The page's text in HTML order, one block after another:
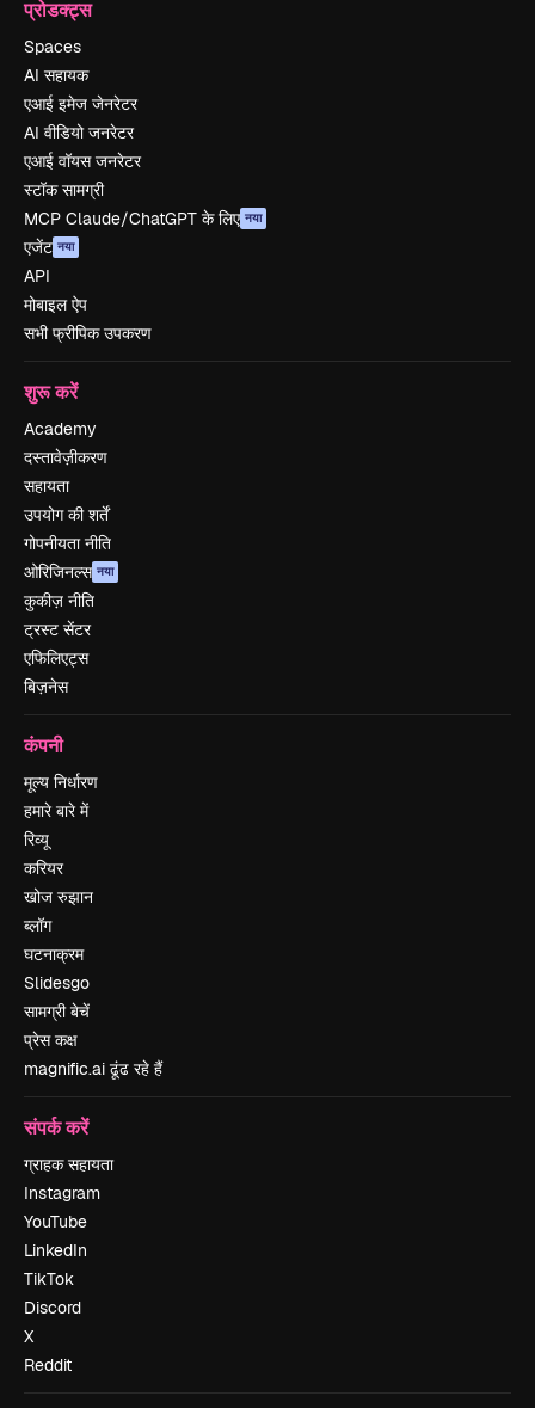
प्रोडक्ट्स
Spaces
AI सहायक
एआई इमेज जेनरेटर
AI वीडियो जनरेटर
एआई वॉयस जनरेटर
स्टॉक सामग्री
MCP Claude/ChatGPT के लिए नया
एजेंट नया
API
मोबाइल ऐप
सभी फ्रीपिक उपकरण
शुरू करें
Academy
दस्तावेज़ीकरण
सहायता
उपयोग की शर्तें
गोपनीयता नीति
ओरिजिनल्स नया
कुकीज़ नीति
ट्रस्ट सेंटर
एफिलिएट्स
बिज़नेस
कंपनी
मूल्य निर्धारण
हमारे बारे में
रिव्यू
करियर
खोज रुझान
ब्लॉग
घटनाक्रम
Slidesgo
सामग्री बेचें
प्रेस कक्ष
magnific.ai ढूंढ रहे हैं
संपर्क करें
ग्राहक सहायता
Instagram
YouTube
LinkedIn
TikTok
Discord
X
Reddit